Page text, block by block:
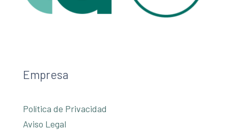
Empresa
Política de Privacidad
Aviso Legal